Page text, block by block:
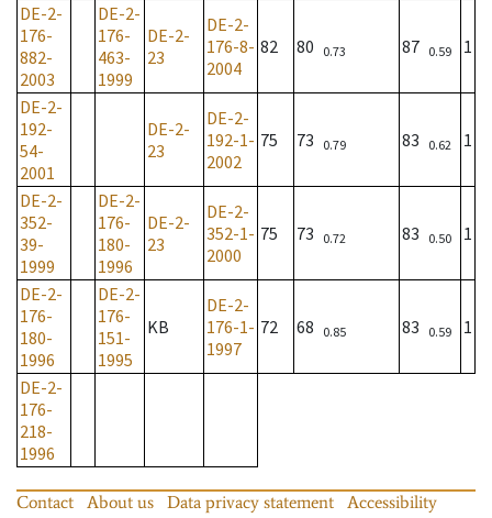
DE-2-
176-
882-
2003
DE-2-
176-
463-
1999
DE-2-
23
DE-2-
176-8-
2004
82 80 0.73 87 0.59 1
DE-2-
192-
54-
2001
DE-2-
23
DE-2-
192-1-
2002
75 73 0.79 83 0.62 1
DE-2-
352-
39-
1999
DE-2-
176-
180-
1996
DE-2-
23
DE-2-
352-1-
2000
75 73 0.72 83 0.50 1
DE-2-
176-
180-
1996
DE-2-
176-
151-
1995
KB
DE-2-
176-1-
1997
72 68 0.85 83 0.59 1
DE-2-
176-
218-
1996
Contact About us Data privacy statement
Accessibility